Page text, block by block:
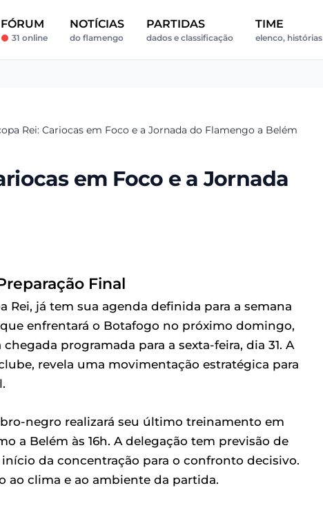
FÓRUM
31 online
NOTÍCIAS
do flamengo
PARTIDAS
dados e classificação
TIME
elenco, histórias
Rei: Cariocas em Foco e a Jornada do Flamengo a Belém
em Foco e a Jornada
Final
Rei, já tem sua agenda definida para a semana
enfrentará o Botafogo no próximo domingo,
programada para a sexta-feira, dia 31. A
revela uma movimentação estratégica para
negro realizará seu último treinamento em
a Belém às 16h. A delegação tem previsão de
da concentração para o confronto decisivo.
ao clima e ao ambiente da partida.